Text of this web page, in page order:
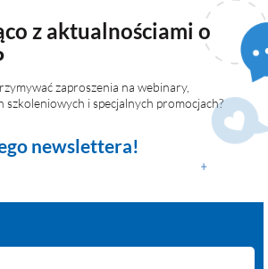
z aktualnościami o
zaproszenia na webinary,
szkoleniowych i specjalnych promocjach?
newslettera!